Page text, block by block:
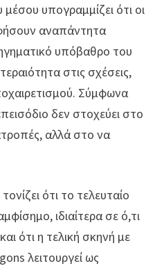
υπογραμμίζει ότι οι
αναπάντητα
υπόβαθρο του
στις σχέσεις,
Σύμφωνα
δεν στοχεύει στο
αλλά στο να
ότι το τελευταίο
ιδιαίτερα σε ό,τι
ότι η τελική σκηνή με
λειτουργεί ως